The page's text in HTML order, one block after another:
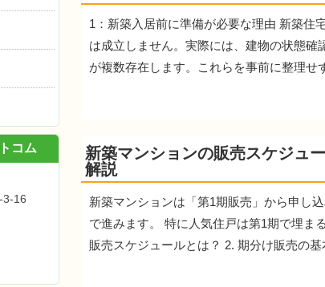
1：新築入居前に準備が必要な理由 新築住
は成立しません。実際には、建物の状態
が複数存在します。これらを事前に整理
新築マンションの販売スケジュ
解説
新築マンションは「第1期販売」から申し
で進みます。 特に人気住戸は第1期で埋ま
販売スケジュールとは？ 2. 期分け販売の
コム
3-16